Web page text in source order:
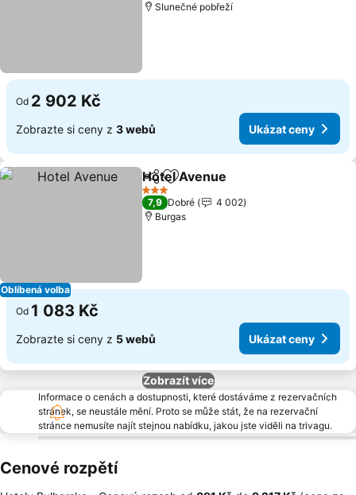
Slunečné pobřeží
Od 2 902 Kč
Zobrazte si ceny z 3 webů Ukázat ceny
Oblíbená volba
SdíletPřidat na seznam oblíbených
Hotel Avenue
3 Počet hvězdiček
7,9 Dobré
4 002
Burgas
Od 1 083 Kč
Zobrazte si ceny z 5 webů Ukázat ceny
Zobrazít více
Informace o cenách a dostupnosti, které dostáváme z rezervačních
stránek, se neustále mění. Proto se může stát, že na rezervační
stránce nemusíte najít stejnou nabídku, jakou jste viděli na trivagu.
Cenové rozpětí